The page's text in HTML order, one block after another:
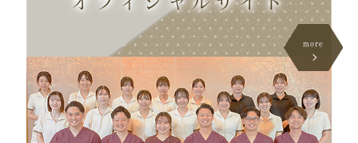
more